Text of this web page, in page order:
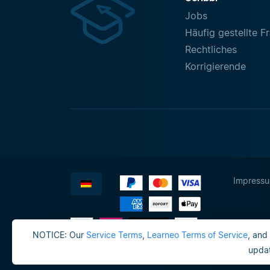
NOTICE: Our Service Terms Learneo Terms of Service , and
Jobs
Häufig gestellte
Rechtliches
Korrigierende